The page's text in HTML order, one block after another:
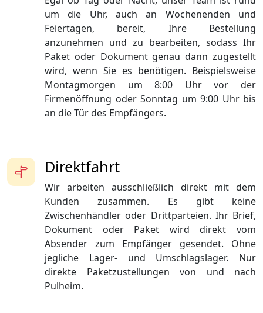
Direktfahrt
Wir arbeiten ausschließlich direkt mit dem
Kunden zusammen. Es gibt keine
Zwischenhändler oder Drittparteien. Ihr Brief,
Dokument oder Paket wird direkt vom
Absender zum Empfänger gesendet. Ohne
jegliche Lager- und Umschlagslager. Nur
direkte Paketzustellungen von und nach
Pulheim.
um die Uhr, auch an Wochenenden und
Feiertagen, bereit, Ihre Bestellung
anzunehmen und zu bearbeiten, sodass Ihr
Paket oder Dokument genau dann zugestellt
wird, wenn Sie es benötigen. Beispielsweise
Montagmorgen um 8:00 Uhr vor der
Firmenöffnung oder Sonntag um 9:00 Uhr bis
an die Tür des Empfängers.